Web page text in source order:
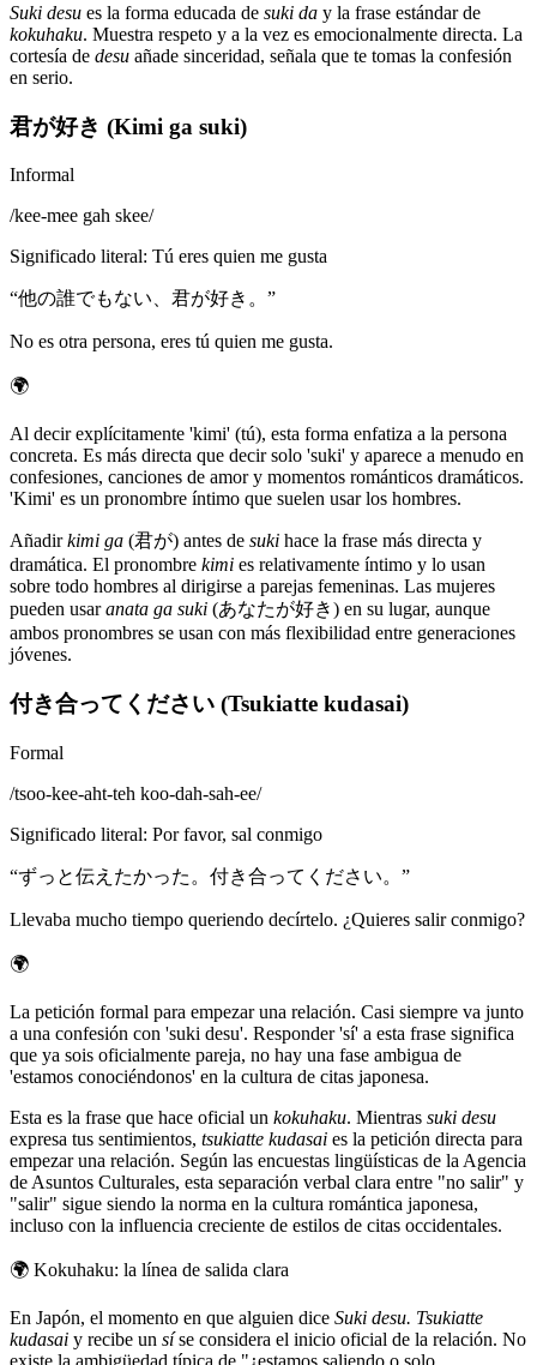
Suki desu es la forma educada de suki da y la frase estándar de
kokuhaku. Muestra respeto y a la vez es emocionalmente directa. La
cortesía de desu añade sinceridad, señala que te tomas la confesión
en serio.
君が好き (Kimi ga suki)
Informal
/kee-mee gah skee/
Significado literal: Tú eres quien me gusta
“他の誰でもない、君が好き。 ”
No es otra persona, eres tú quien me gusta.
🌍
Al decir explícitamente 'kimi' (tú), esta forma enfatiza a la persona
concreta. Es más directa que decir solo 'suki' y aparece a menudo en
confesiones, canciones de amor y momentos románticos dramáticos.
'Kimi' es un pronombre íntimo que suelen usar los hombres.
Añadirkimi ga (君が) antes de suki hace la frase más directa y
dramática. El pronombre kimi es relativamente íntimo y lo usan
sobre todo hombres al dirigirse a parejas femeninas. Las mujeres
pueden usaranata ga suki (あなたが好き) en su lugar, aunque
ambos pronombres se usan con más flexibilidad entre generaciones
jóvenes.
付き合ってください (Tsukiatte kudasai)
Formal
/tsoo-kee-aht-teh koo-dah-sah-ee/
Significado literal: Por favor, sal conmigo
“ずっと伝えたかった。付き合ってください。 ”
Llevaba mucho tiempo queriendo decírtelo. ¿Quieres salir conmigo?
🌍
La petición formal para empezar una relación. Casi siempre va junto
a una confesión con 'suki desu'. Responder 'sí' a esta frase significa
que ya sois oficialmente pareja, no hay una fase ambigua de
'estamos conociéndonos' en la cultura de citas japonesa.
Esta es la frase que hace oficial un kokuhaku. Mientras suki desu
expresa tus sentimientos, tsukiatte kudasai es la petición directa para
empezar una relación. Según las encuestas lingüísticas de la Agencia
de Asuntos Culturales, esta separación verbal clara entre "no salir" y
"salir" sigue siendo la norma en la cultura romántica japonesa,
incluso con la influencia creciente de estilos de citas occidentales.
🌍 Kokuhaku: la línea de salida clara
En Japón, el momento en que alguien dice Suki desu. Tsukiatte
kudasai y recibe un síse considera el inicio oficial de la relación. No
existe la ambigüedad típica de "¿estamos saliendo o solo